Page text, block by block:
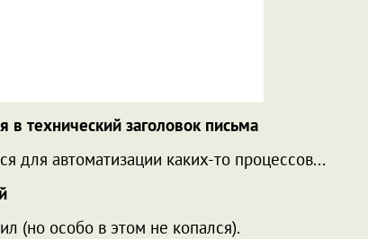
в технический заголовок письма
для автоматизации каких-то процессов...
(но особо в этом не копался).